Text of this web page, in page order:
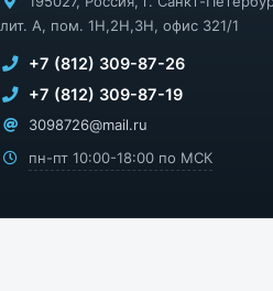
лит. А, пом. 1Н,2Н,3Н, офис 321/1
+7 (812) 309-87-26
+7 (812) 309-87-19
3098726@mail.ru
пн-пт 10:00-18:00 по МСК